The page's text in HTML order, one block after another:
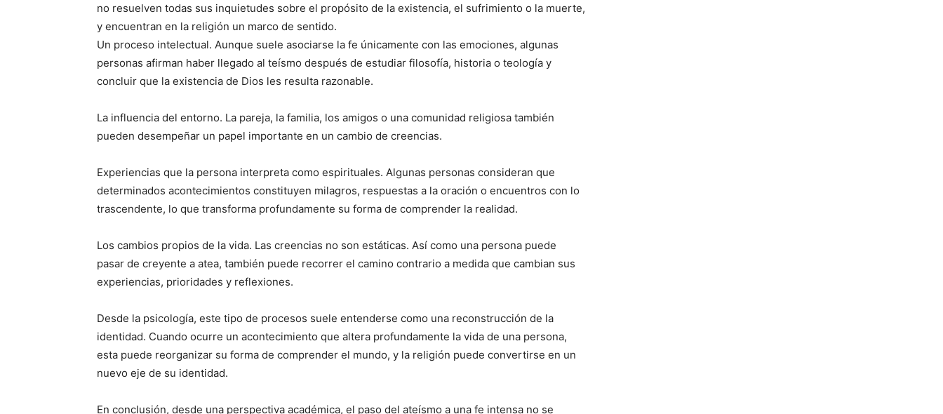
no resuelven todas sus inquietudes sobre el propósito de la existencia, el sufrimiento o la muerte,
y encuentran en la religión un marco de sentido.
Un proceso intelectual. Aunque suele asociarse la fe únicamente con las emociones, algunas
personas afirman haber llegado al teísmo después de estudiar filosofía, historia o teología y
concluir que la existencia de Dios les resulta razonable.
La influencia del entorno. La pareja, la familia, los amigos o una comunidad religiosa también
pueden desempeñar un papel importante en un cambio de creencias.
Experiencias que la persona interpreta como espirituales. Algunas personas consideran que
determinados acontecimientos constituyen milagros, respuestas a la oración o encuentros con lo
trascendente, lo que transforma profundamente su forma de comprender la realidad.
Los cambios propios de la vida. Las creencias no son estáticas. Así como una persona puede
pasar de creyente a atea, también puede recorrer el camino contrario a medida que cambian sus
experiencias, prioridades y reflexiones.
Desde la psicología, este tipo de procesos suele entenderse como una reconstrucción de la
identidad. Cuando ocurre un acontecimiento que altera profundamente la vida de una persona,
esta puede reorganizar su forma de comprender el mundo, y la religión puede convertirse en un
nuevo eje de su identidad.
En conclusión, desde una perspectiva académica, el paso del ateísmo a una fe intensa no se